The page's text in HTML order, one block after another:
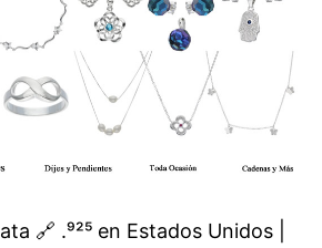
🔗 .⁹²⁵ en Estados Unidos |